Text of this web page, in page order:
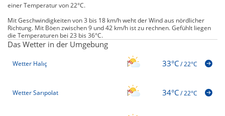
einer Temperatur von 22°C.
Mit Geschwindigkeiten von 3 bis 18 km/h weht der Wind aus nördlicher
Richtung. Mit Böen zwischen 9 und 42 km/h ist zu rechnen. Gefühlt liegen
die Temperaturen bei 23 bis 36°C.
Das Wetter in der Umgebung
Wetter Halıç 33°C/22°C
Wetter Sarıpolat 34°C/22°C